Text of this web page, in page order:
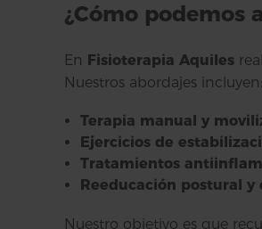
¿Cómo podemos
En Fisioterapia Aquiles
Nuestros abordajes incluyen:
Terapia manual y
Ejercicios de
Tratamientos
Reeducación postural y
Nuestro objetivo es que